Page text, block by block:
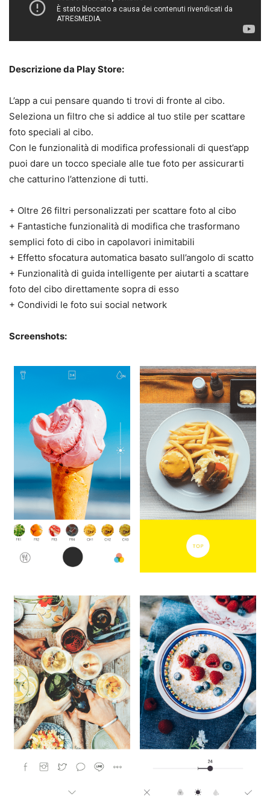
Descrizione da Play Store:
L’app a cui pensare quando ti trovi di fronte al cibo.
Seleziona un filtro che si addice al tuo stile per scattare
foto speciali al cibo.
Con le funzionalità di modifica professionali di quest’app
puoi dare un tocco speciale alle tue foto per assicurarti
che catturino l’attenzione di tutti.
+ Oltre 26 filtri personalizzati per scattare foto al cibo
+ Fantastiche funzionalità di modifica che trasformano
semplici foto di cibo in capolavori inimitabili
+ Effetto sfocatura automatica basato sull’angolo di scatto
+ Funzionalità di guida intelligente per aiutarti a scattare
foto del cibo direttamente sopra di esso
+ Condividi le foto sui social network
Screenshots: